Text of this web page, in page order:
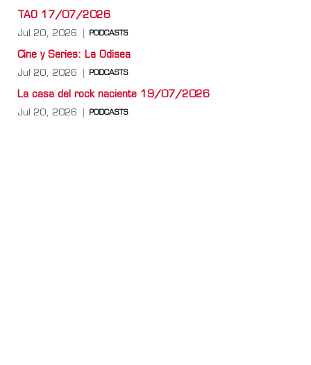
TAO 17/07/2026
Jul 20, 2026 PODCASTS
Cine y Series: La Odisea
Jul 20, 2026 PODCASTS
La casa del rock naciente 19/07/2026
Jul 20, 2026 PODCASTS